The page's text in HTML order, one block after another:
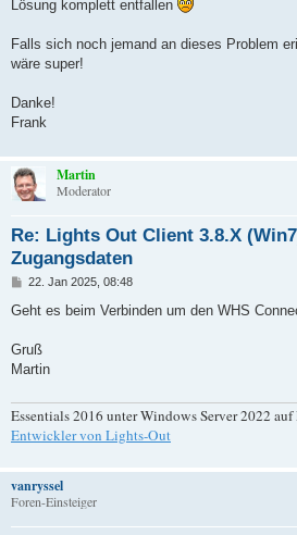
Lösung komplett entfallen
Falls sich noch jemand an dieses Problem
wäre super!
Danke!
Frank
Martin
Moderator
Re: Lights Out Client 3.8.X
Zugangsdaten
B
i
a
22. Jan 2025, 08:48
Geht es beim Verbinden um den WHS
Gruß
Martin
Essentials 2016 unter Windows Server 2022
Entwickler von Lights-Out
vanryssel
Foren-Einsteiger